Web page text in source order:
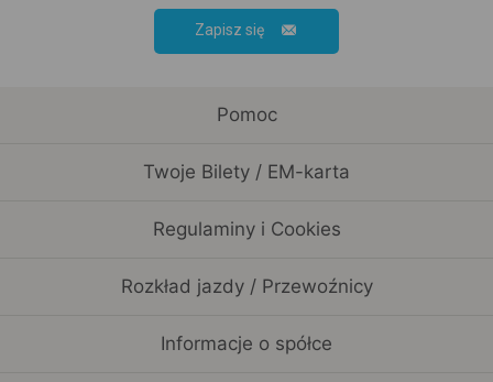
Zapisz się
Pomoc
Twoje Bilety / EM-karta
Regulaminy i Cookies
Rozkład jazdy / Przewoźnicy
Informacje o spółce